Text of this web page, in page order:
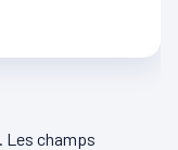
Les champs